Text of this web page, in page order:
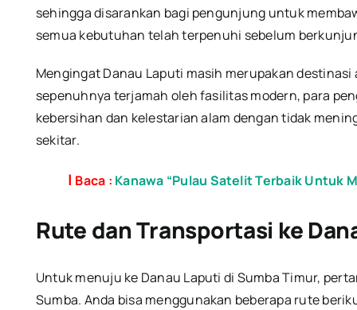
sehingga disarankan bagi pengunjung untuk
semua kebutuhan telah terpenuhi sebelum
Mengingat Danau Laputi masih merupakan
sepenuhnya terjamah oleh fasilitas modern, para
kebersihan dan kelestarian alam dengan tidak
sekitar.
| Baca : Kanawa “Pulau Satelit Terbaik Untuk
Rute dan Transportasi ke
Untuk menuju ke Danau Laputi di Sumba Timur,
Sumba. Anda bisa menggunakan beberapa rute